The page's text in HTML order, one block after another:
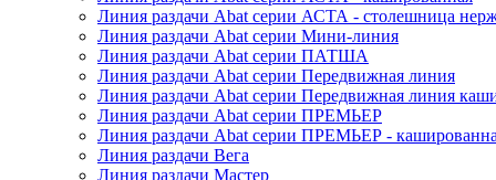
Линия раздачи Abat серии АСТА - столешница
Линия раздачи Abat серии Мини-линия
Линия раздачи Abat серии ПАТША
Линия раздачи Abat серии Передвижная линия
Линия раздачи Abat серии Передвижная линия
Линия раздачи Abat серии ПРЕМЬЕР
Линия раздачи Abat серии ПРЕМЬЕР -
Линия раздачи Вега
Линия раздачи Мастер